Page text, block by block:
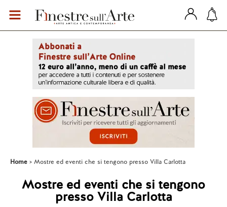
Home Mostre ed eventi che si tengono presso Villa Carlotta
Mostre ed eventi che si tengono
presso Villa Carlotta